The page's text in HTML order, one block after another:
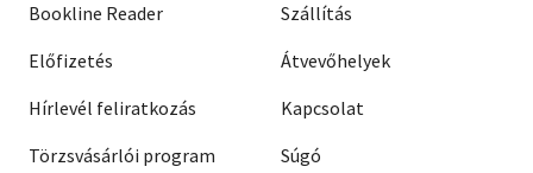
Bookline Reader
Előfizetés
Hírlevél feliratkozás
Törzsvásárlói program
Szállítás
Átvevőhelyek
Kapcsolat
Súgó